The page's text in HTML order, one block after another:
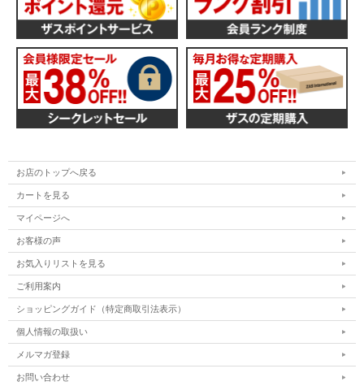
お店のトップへ戻る
カートを見る
マイページへ
お客様の声
お気入りリストを見る
ご利用案内
ショッピングガイド（特定商取引法表示）
個人情報の取扱い
メルマガ登録
お問い合わせ